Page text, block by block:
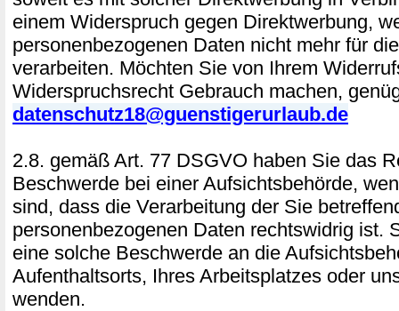
einem Widerspruch gegen Direktwerbung,
personenbezogenen Daten nicht mehr für
verarbeiten. Möchten Sie von Ihrem
Widerspruchsrecht Gebrauch machen,
datenschutz18@guenstigerurlaub.de
2.8. gemäß Art. 77 DSGVO haben Sie das
Beschwerde bei einer Aufsichtsbehörde,
sind, dass die Verarbeitung der Sie
personenbezogenen Daten rechtswidrig ist.
eine solche Beschwerde an die
Aufenthaltsorts, Ihres Arbeitsplatzes oder
wenden.